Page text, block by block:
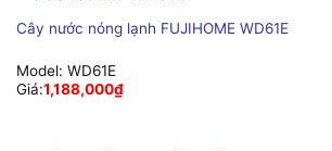
Cây nước nóng lạnh FUJIHOME WD61E
Model: WD61E
Giá:1,188,000₫